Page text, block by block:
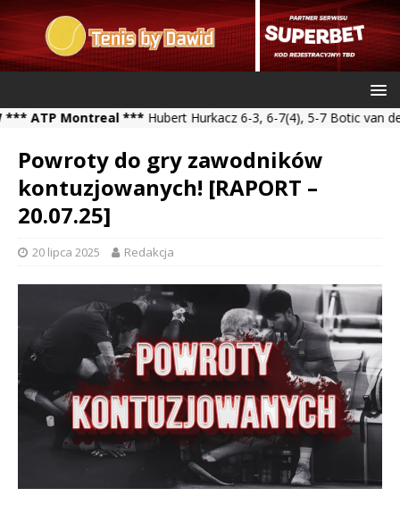
Montreal ***Hubert Hurkacz 6-3, 6-7(4), 5-7 Botic van de
Powroty do gry zawodników
kontuzjowanych! [RAPORT –
20.07.25]
20 lipca 2025 Redakcja